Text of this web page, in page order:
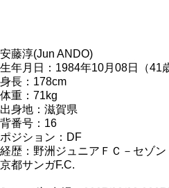
安藤淳(Jun ANDO)
生年月日：1984年10月08日（41
身長：178cm
体重：71kg
出身地：滋賀県
背番号：16
ポジション：DF
経歴：野洲ジュニアＦＣ－セゾ
京都サンガF.C.